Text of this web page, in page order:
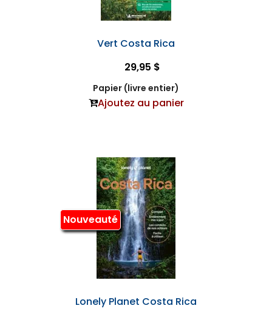
Vert Costa Rica
29,95 $
Papier (livre entier)
Ajoutez au panier
Nouveauté
Lonely Planet Costa Rica